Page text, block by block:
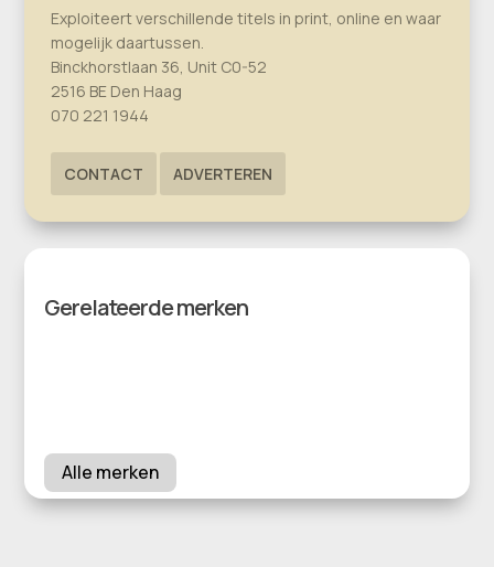
Exploiteert verschillende titels in print, online en waar
mogelijk daartussen.
Binckhorstlaan 36, Unit C0-52
2516 BE Den Haag
070 221 1944
CONTACT ADVERTEREN
Gerelateerde merken
Alle merken